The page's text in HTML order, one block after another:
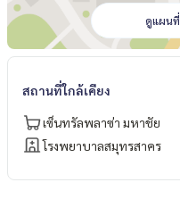
ดูแผนที่
สถานที่ใกล้เคียง
เซ็นทรัลพลาซ่า มหาชัย
โรงพยาบาลสมุทรสาคร